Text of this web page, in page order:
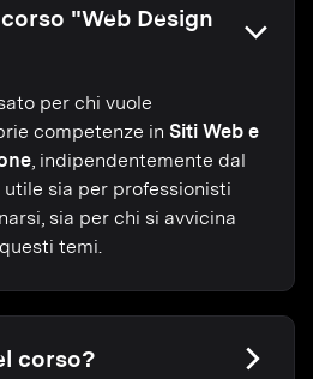
"Web Design
per chi vuole
competenze in Siti Web e
, indipendentemente dal
sia per professionisti
sia per chi si avvicina
temi.
corso?